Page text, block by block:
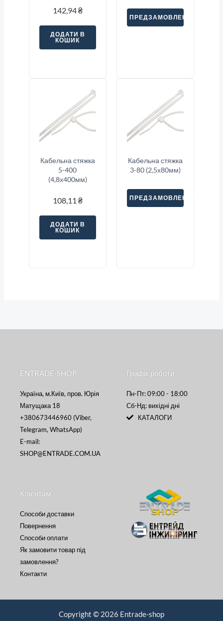
142,94₴
ДОДАТИ В
КОШИК
ПРЕДЗАМОВЛЕННЯ
Кабельна стяжка
5-400
(4,8х400мм)
108,11 ₴
ДОДАТИ В
КОШИК
Кабельна стяжка
3-80 (2,5х80мм)
ПРЕДЗАМОВЛЕННЯ
ENTRADE-SHOP
Україна, м.Київ, пров. Юрія
Матущака 18
+380673446960 (Viber,
Telegram, WhatsApp)
E-mail:
SHOP@ENTRADE.COM.UA
Графік роботи
Пн-Пт: 09:00 - 18:00
Сб-Нд: вихідні дні
КАТАЛОГИ
Клієнтам
Способи доставки
Повернення
Способи оплати
Як замовити товар під
замовлення?
Контакти
Copyright © 2026 Entrade-shop